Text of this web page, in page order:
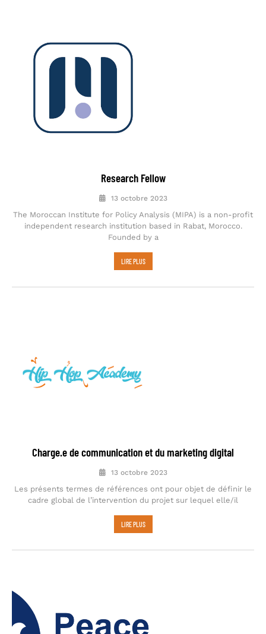
Research Fellow
13 octobre 2023
The Moroccan Institute for Policy Analysis (MIPA) is a non-profit
independent research institution based in Rabat, Morocco.
Founded by a
LIRE PLUS
Charge.e de communication et du marketing digital
13 octobre 2023
Les présents termes de références ont pour objet de définir le
cadre global de l’intervention du projet sur lequel elle/il
LIRE PLUS